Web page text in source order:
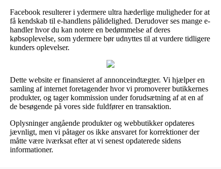
Facebook resulterer i ydermere ultra hæderlige muligheder for at
få kendskab til e-handlens pålidelighed. Derudover ses mange e-
handler hvor du kan notere en bedømmelse af deres
købsoplevelse, som ydermere bør udnyttes til at vurdere tidligere
kunders oplevelser.
Dette website er finansieret af annonceindtægter. Vi hjælper en
samling af internet foretagender hvor vi promoverer butikkernes
produkter, og tager kommission under forudsætning af at en af
de besøgende på vores side fuldfører en transaktion.
Oplysninger angående produkter og webbutikker opdateres
jævnligt, men vi påtager os ikke ansvaret for korrektioner der
måtte være iværksat efter at vi senest opdaterede sidens
informationer.